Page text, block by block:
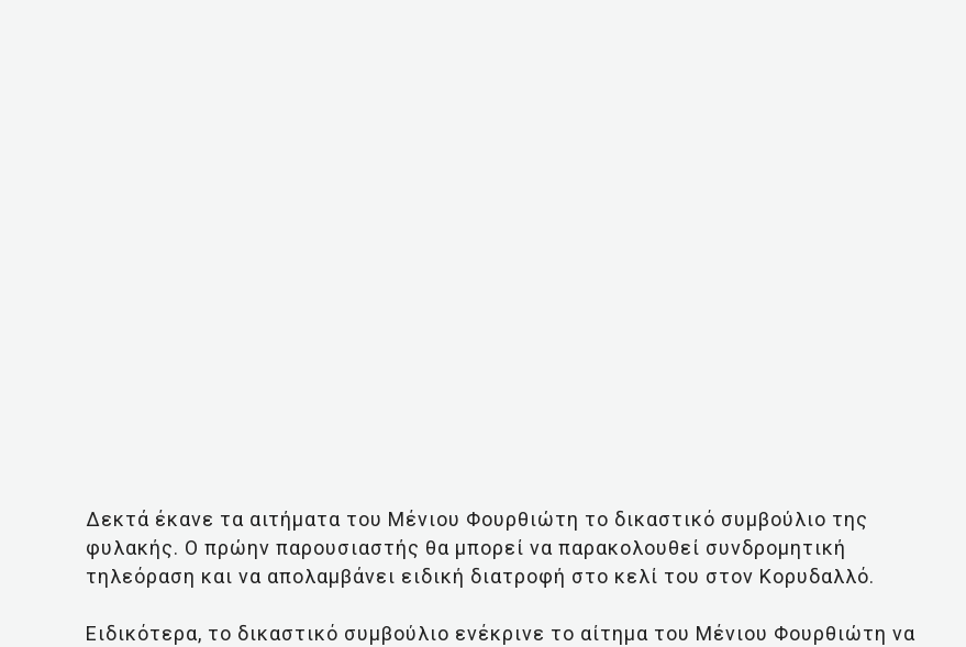
Δεκτά έκανε τα αιτήματα του Μένιου Φουρθιώτη το δικαστικό συμβούλιο της
φυλακής. Ο πρώην παρουσιαστής θα μπορεί να παρακολουθεί συνδρομητική
τηλεόραση και να απολαμβάνει ειδική διατροφή στο κελί του στον Κορυδαλλό.
Ειδικότερα, το δικαστικό συμβούλιο ενέκρινε το αίτημα του Μένιου Φουρθιώτη να